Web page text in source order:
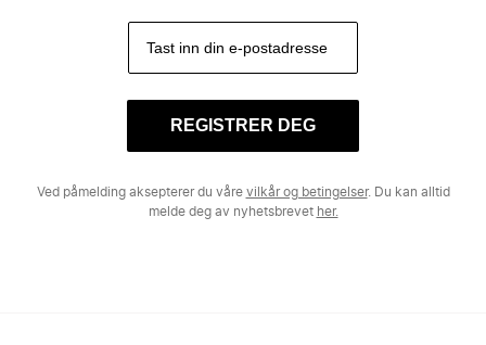
REGISTRER DEG
Ved påmelding aksepterer du våre vilkår og betingelser. Du kan alltid
melde deg av nyhetsbrevet her.